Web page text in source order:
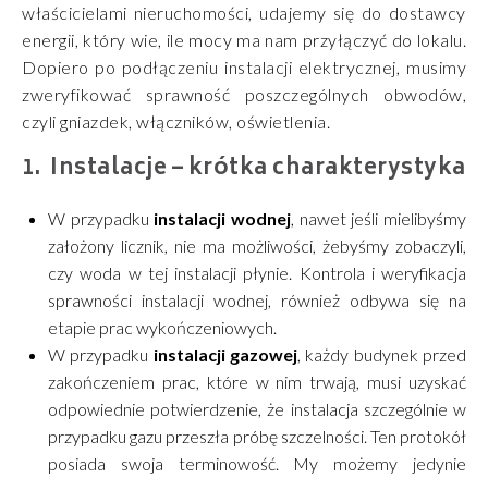
właścicielami nieruchomości, udajemy się do dostawcy
energii, który wie, ile mocy ma nam przyłączyć do lokalu.
Dopiero po podłączeniu instalacji elektrycznej, musimy
zweryfikować sprawność poszczególnych obwodów,
czyli gniazdek, włączników, oświetlenia.
Instalacje – krótka charakterystyka
W przypadku instalacji wodnej , nawet jeśli mielibyśmy
założony licznik, nie ma możliwości, żebyśmy zobaczyli,
czy woda w tej instalacji płynie. Kontrola i weryfikacja
sprawności instalacji wodnej, również odbywa się na
etapie prac wykończeniowych.
W przypadku instalacji gazowej , każdy budynek przed
zakończeniem prac, które w nim trwają, musi uzyskać
odpowiednie potwierdzenie, że instalacja szczególnie w
przypadku gazu przeszła próbę szczelności. Ten protokół
posiada swoja terminowość. My możemy jedynie